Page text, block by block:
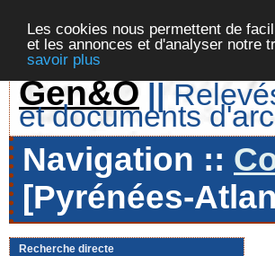
Les cookies nous permettent de
et les annonces et d'analyser notre
savoir plus
Gen&O ||
et documents
Navigation ::
[Pyrénées-
Recherche directe